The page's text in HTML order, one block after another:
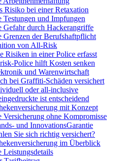
Risiko bei einer Retaxation
Testungen und Impfungen
Gefahr durch Hackerangriffe
Grenzen der Berufshaftpflicht
von All-Risk
Risiken in einer Police erfasst
Police hilft Kosten senken
und Warenwirtschaft
bei Graffiti-Schäden versichert
oder all-inclusive
ist entscheidend
mit Konzept
Versicherung ohne Kompromisse
und InnovationsGarantie
Sie sich richtig versichert?
im Überblick
Leistungsdetails